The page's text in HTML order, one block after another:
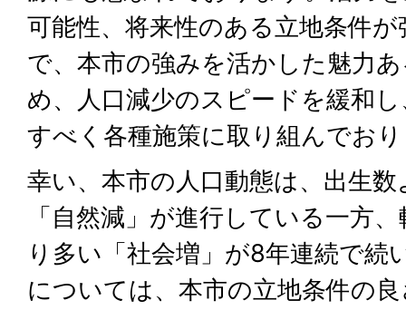
可能性、将来性のある立地条件
で、本市の強みを活かした魅力
め、人口減少のスピードを緩和
すべく各種施策に取り組んでお
幸い、本市の人口動態は、出生
「自然減」が進行している一方
り多い「社会増」が8年連続で続
については、本市の立地条件の